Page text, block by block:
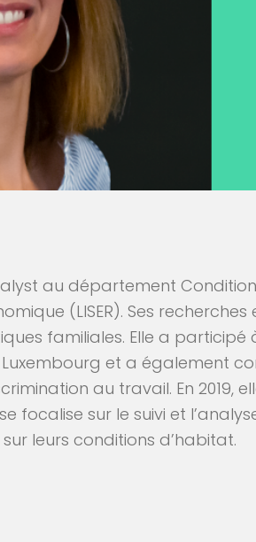
au département
(LISER). Ses
familiales. Elle a participé
et a également
au travail. En 2019,
focalise sur le suivi et
leurs conditions d’habitat.